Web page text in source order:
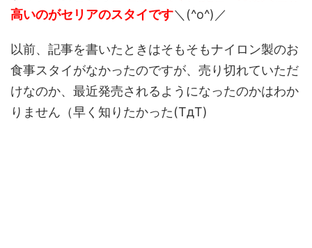
高いのがセリアのスタイです＼(^o^)／
以前、記事を書いたときはそもそもナイロン製のお
食事スタイがなかったのですが、売り切れていただ
けなのか、最近発売されるようになったのかはわか
りません（早く知りたかった(TдT)